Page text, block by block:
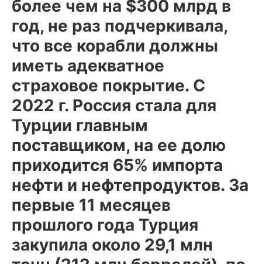
более чем на $300 млрд в
год, не раз подчеркивала,
что все корабли должны
иметь адекватное
страховое покрытие. С
2022 г. Россия стала для
Турции главным
поставщиком, на ее долю
приходится 65% импорта
нефти и нефтепродуктов. За
первые 11 месяцев
прошлого года Турция
закупила около 29,1 млн